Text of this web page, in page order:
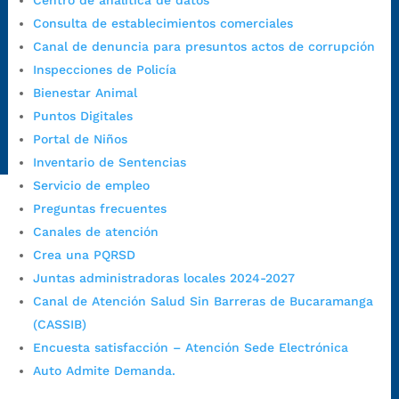
Consulta de establecimientos comerciales
Canal de denuncia para presuntos actos de corrupción
Inspecciones de Policía
Bienestar Animal
Puntos Digitales
Portal de Niños
Inventario de Sentencias
Servicio de empleo
Preguntas frecuentes
Canales de atención
Crea una PQRSD
Juntas administradoras locales 2024-2027
Canal de Atención Salud Sin Barreras de Bucaramanga
(CASSIB)
Encuesta satisfacción – Atención Sede Electrónica
Auto Admite Demanda.
judiciales: notificaciones@bucaramanga.gov.co
Canal de denuncia para presuntos actos de corrupción:
https://canaldenuncia.bucaramanga.gov.co/
Emergencia: https://emergencia.bucaramanga.gov.co/
Radique aquí su queja disciplinaria:
https://www.bucaramanga.gov.co/gobierno-ciudadanos-
1/secretarias/oficina-de-control-interno-disciplinario/
Alcaldía de Bucaramanga
Alcaldía de Bucaramanga